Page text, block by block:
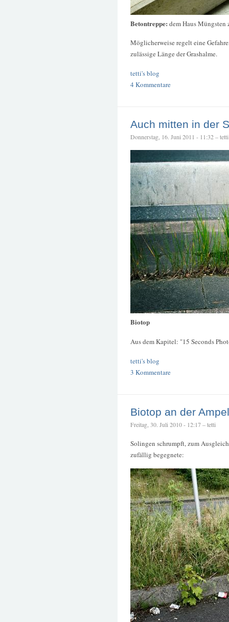
Betontreppe: dem Haus Müngsten
Möglicherweise regelt eine
zulässige Länge der Grashalme.
tetti's blog
4 Kommentare
Auch mitten in der
Donnerstag, 16. Juni 2011 - 11:32 – tetti
Biotop
Aus dem Kapitel: "15 Seconds
tetti's blog
3 Kommentare
Biotop an der Ampel
Freitag, 30. Juli 2010 - 12:17 – tetti
Solingen schrumpft, zum
zufällig begegnete: